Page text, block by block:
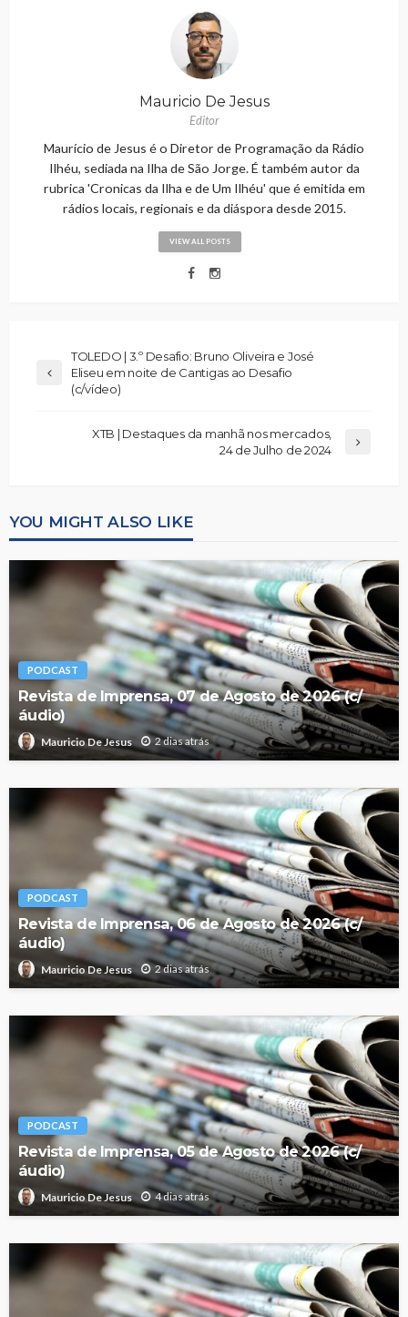
Mauricio De Jesus
Editor
Maurício de Jesus é o Diretor de Programação da Rádio
Ilhéu, sediada na Ilha de São Jorge. É também autor da
rubrica 'Cronicas da Ilha e de Um Ilhéu' que é emitida em
rádios locais, regionais e da diáspora desde 2015.
VIEW ALL POSTS
TOLEDO | 3.º Desafio: Bruno Oliveira e José
Eliseu em noite de Cantigas ao Desafio
(c/vídeo)
XTB | Destaques da manhã nos mercados,
24 de Julho de 2024
YOU MIGHT ALSO LIKE
PODCAST
Revista de Imprensa, 07 de Agosto de 2026 (c/
áudio)
Mauricio De Jesus 2 dias atrás
PODCAST
Revista de Imprensa, 06 de Agosto de 2026 (c/
áudio)
Mauricio De Jesus 2 dias atrás
PODCAST
Revista de Imprensa, 05 de Agosto de 2026 (c/
áudio)
Mauricio De Jesus 4 dias atrás